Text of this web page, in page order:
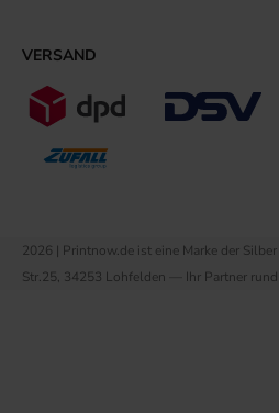
VERSAND
2026 | Printnow.de ist eine Marke der
Str.25, 34253 Lohfelden — Ihr Partner